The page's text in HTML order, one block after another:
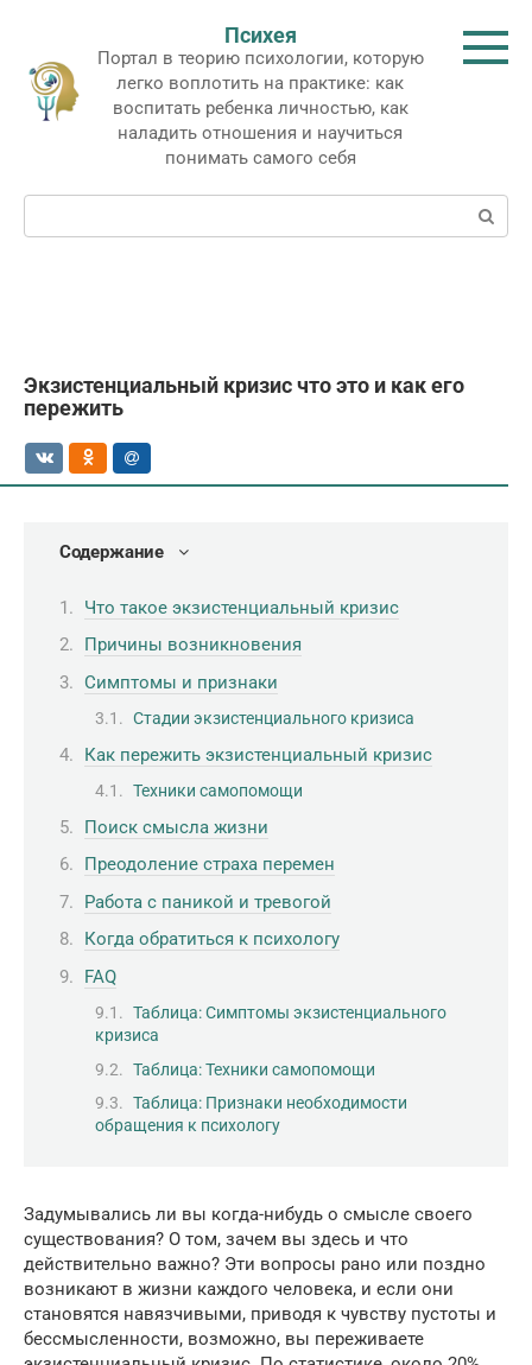
контенту
Психея
Портал в теорию психологии, которую
легко воплотить на практике: как
воспитать ребенка личностью, как
наладить отношения и научиться
понимать самого себя
Поиск:
Экзистенциальный кризис что это и как его
пережить
Содержание
Что такое экзистенциальный кризис
Причины возникновения
Симптомы и признаки
Стадии экзистенциального кризиса
Как пережить экзистенциальный кризис
Техники самопомощи
Поиск смысла жизни
Преодоление страха перемен
Работа с паникой и тревогой
Когда обратиться к психологу
FAQ
Таблица: Симптомы экзистенциального
кризиса
Таблица: Техники самопомощи
Таблица: Признаки необходимости
обращения к психологу
Задумывались ли вы когда-нибудь о смысле своего
существования? О том, зачем вы здесь и что
действительно важно? Эти вопросы рано или поздно
возникают в жизни каждого человека, и если они
становятся навязчивыми, приводя к чувству пустоты и
бессмысленности, возможно, вы переживаете